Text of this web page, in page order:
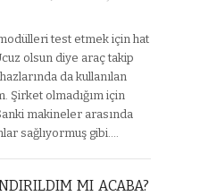
test etmek için hat
olsun diye araç takip
da kullanılan
Şirket olmadığım için
makineler arasında
sağlıyormuş gibi….
MI ACABA?